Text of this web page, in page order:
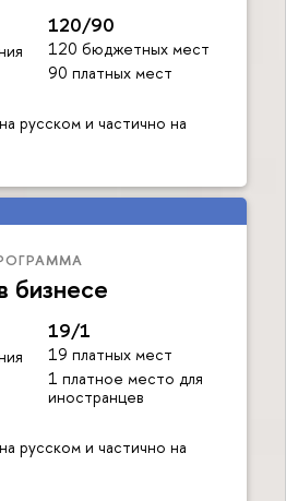
120/90
120 бюджетных мест
90 платных мест
русском и частично на
бизнесе
19/1
19 платных мест
1 платное место для
иностранцев
русском и частично на